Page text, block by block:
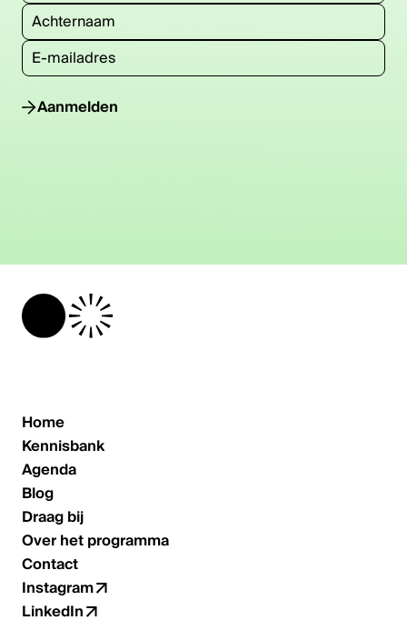
Aanmelden
Home
Kennisbank
Agenda
Blog
Draag bij
Over het programma
Contact
Instagram
LinkedIn